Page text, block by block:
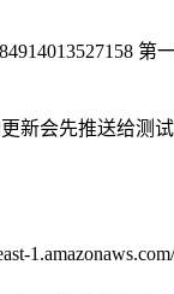
新会先推送给测